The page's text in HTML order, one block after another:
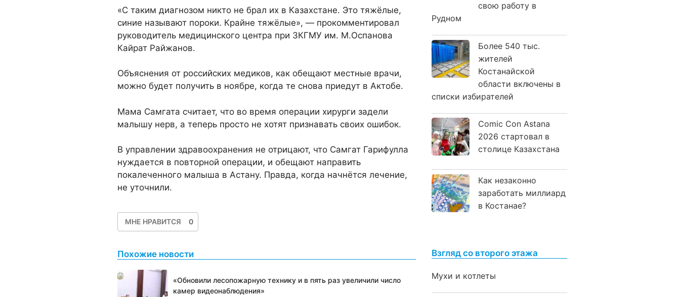
«С таким диагнозом никто не брал их в Казахстане. Это тяжёлые,
синие называют пороки. Крайне тяжёлые», — прокомментировал
руководитель медицинского центра при ЗКГМУ им. М.Оспанова
Кайрат Райжанов.
Объяснения от российских медиков, как обещают местные врачи,
можно будет получить в ноябре, когда те снова приедут в Актобе.
Мама Самгата считает, что во время операции хирурги задели
малышу нерв, а теперь просто не хотят признавать своих ошибок.
В управлении здравоохранения не отрицают, что Самгат Гарифулла
нуждается в повторной операции, и обещают направить
покалеченного малыша в Астану. Правда, когда начнётся лечение,
не уточнили.
МНЕ НРАВИТСЯ 0
Похожие новости
«Обновили лесопожарную технику и в пять раз увеличили число
камер видеонаблюдения»
свою работу в
Рудном
Более 540 тыс.
жителей
Костанайской
области включены в
списки избирателей
Comic Con Astana
2026 стартовал в
столице Казахстана
Как незаконно
заработать миллиард
в Костанае?
Взгляд со второго этажа
Мухи и котлеты